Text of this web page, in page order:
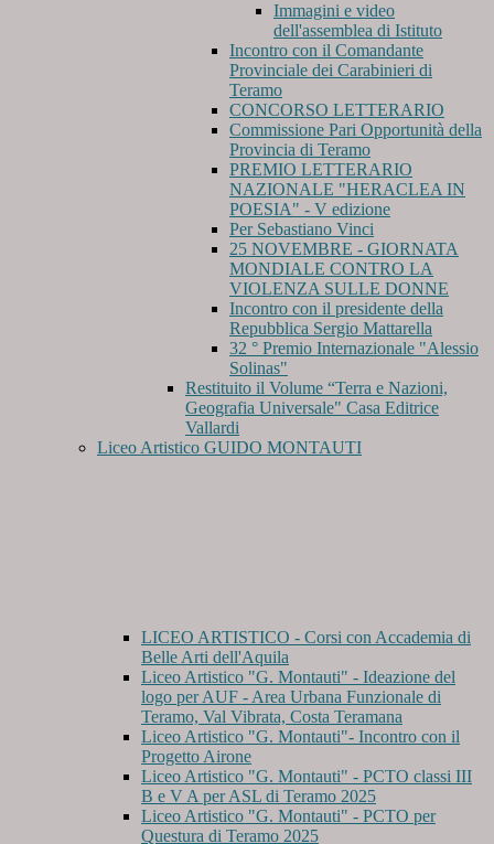
Immagini e video
dell'assemblea di Istituto
Incontro con il Comandante
Provinciale dei Carabinieri di
Teramo
CONCORSO LETTERARIO
Commissione Pari Opportunità della
Provincia di Teramo
PREMIO LETTERARIO
NAZIONALE "HERACLEA IN
POESIA" - V edizione
Per Sebastiano Vinci
25 NOVEMBRE - GIORNATA
MONDIALE CONTRO LA
VIOLENZA SULLE DONNE
Incontro con il presidente della
Repubblica Sergio Mattarella
32 ° Premio Internazionale "Alessio
Solinas"
Restituito il Volume “Terra e Nazioni,
Geografia Universale" Casa Editrice
Vallardi
Liceo Artistico GUIDO MONTAUTI
LICEO ARTISTICO - Corsi con Accademia di
Belle Arti dell'Aquila
Liceo Artistico "G. Montauti" - Ideazione del
logo per AUF - Area Urbana Funzionale di
Teramo, Val Vibrata, Costa Teramana
Liceo Artistico "G. Montauti"- Incontro con il
Progetto Airone
Liceo Artistico "G. Montauti" - PCTO classi III
B e V A per ASL di Teramo 2025
Liceo Artistico "G. Montauti" - PCTO per
Questura di Teramo 2025